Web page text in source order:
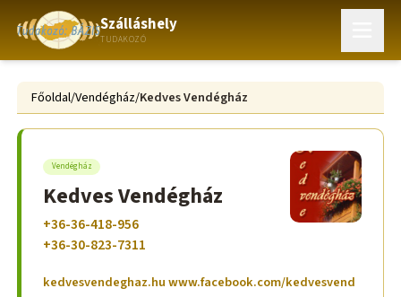
Szálláshely
TUDAKOZÓ
Főoldal/Vendégház/Kedves Vendégház
Vendégház
Kedves Vendégház
+36-36-418-956
+36-30-823-7311
kedvesvendeghaz.hu www.facebook.com/kedvesvend